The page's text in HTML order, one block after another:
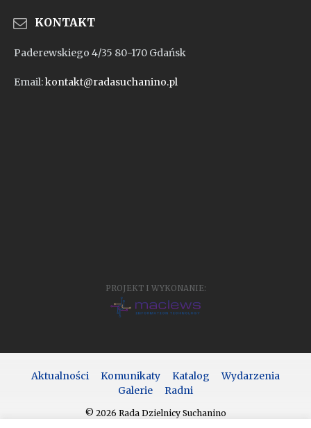
KONTAKT
Paderewskiego 4/35 80-170 Gdańsk
Email:kontakt@radasuchanino.pl
PROJEKT I WYKONANIE:
Aktualności Komunikaty Katalog
Wydarzenia
Galerie
Radni
© 2026 Rada Dzielnicy Suchanino